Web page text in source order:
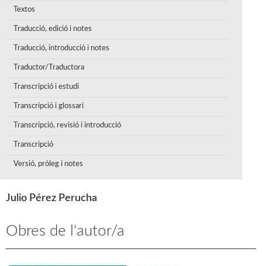
Textos
Traducció, edició i notes
Traducció, introducció i notes
Traductor/Traductora
Transcripció i estudi
Transcripció i glossari
Transcripció, revisió i introducció
Transcripció
Versió, pròleg i notes
Julio Pérez Perucha
Obres de l'autor/a